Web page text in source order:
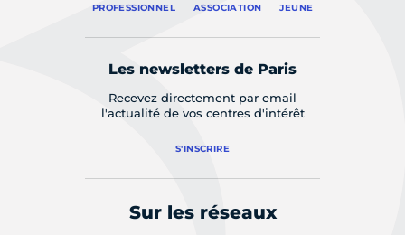
PROFESSIONNEL ASSOCIATION JEUNE
Les newsletters de Paris
Recevez directement par email
l'actualité de vos centres d'intérêt
S'INSCRIRE
Sur les réseaux